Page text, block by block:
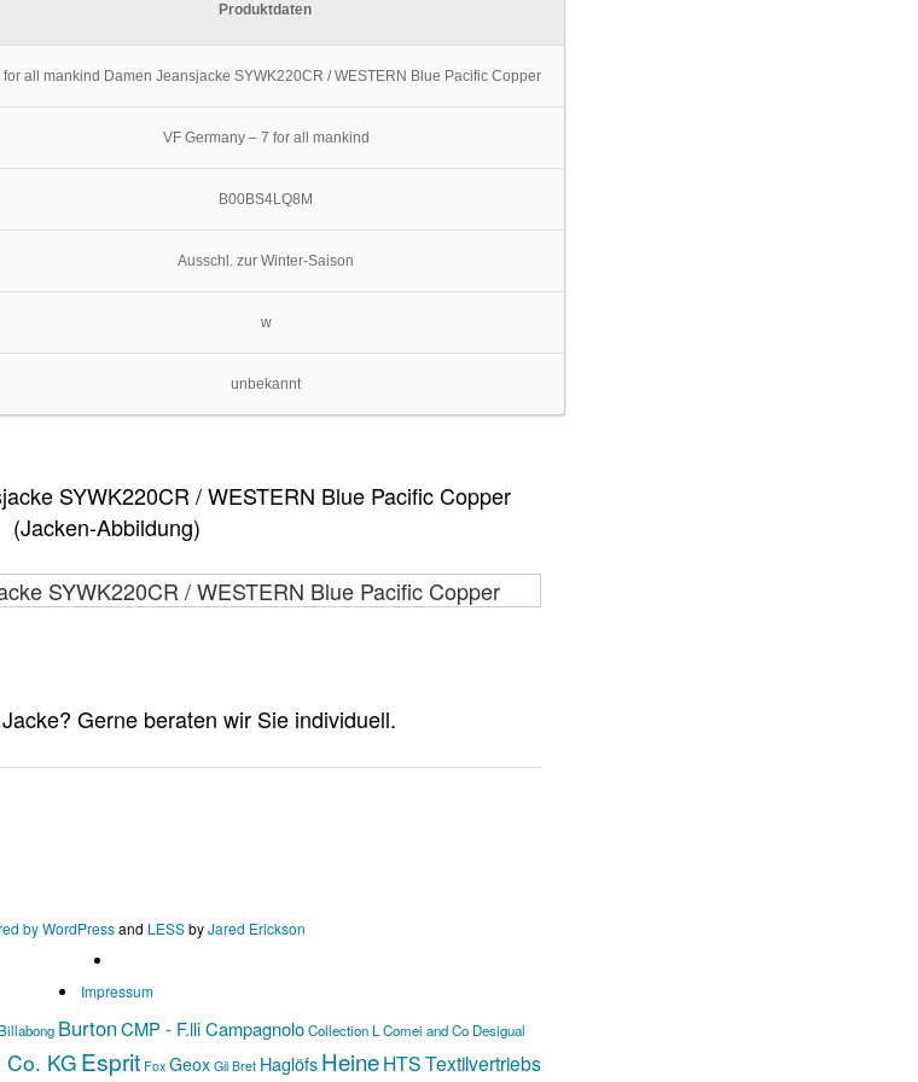
Produktdaten
for all mankind Damen Jeansjacke SYWK220CR / WESTERN Blue Pacific Copper
VF Germany – 7 for all mankind
B00BS4LQ8M
Ausschl. zur Winter-Saison
w
unbekannt
SYWK220CR / WESTERN Blue Pacific Copper
(Jacken-Abbildung)
by WordPressand LESSbyJared Erickson
Impressum
Billabong BurtonCMP - F.lli Campagnolo Collection L Comei and Co Desigual
KGEsprit Fox Geox Gil Bret HaglöfsHeineHTS Textilvertriebs